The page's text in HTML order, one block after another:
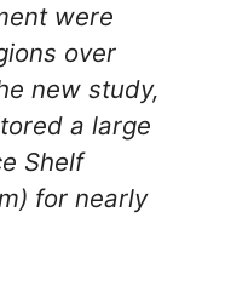
were
over
new study,
a large
Shelf
for nearly